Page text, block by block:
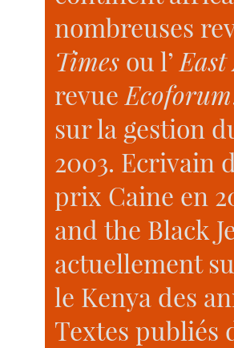
nombreuses
Timesou l’
revue Ecoforum
sur la gestion
2003. Ecrivain
prix Caine en
and the Black
actuellement
le Kenya des
Textes publiés